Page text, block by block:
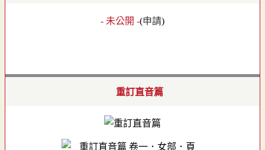
- 未公開 -(申請)
重訂直音篇